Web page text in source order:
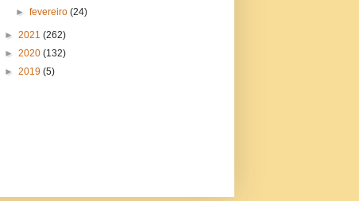
►fevereiro(24)
► 2021 (262)
► 2020 (132)
► 2019 (5)